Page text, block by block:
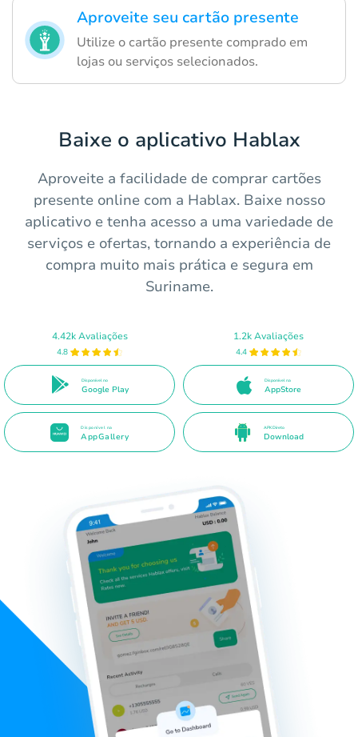
Aproveite seu cartão presente
Utilize o cartão presente comprado em
lojas ou serviços selecionados.
Baixe o aplicativo Hablax
Aproveite a facilidade de comprar cartões
presente online com a Hablax. Baixe nosso
aplicativo e tenha acesso a uma variedade de
serviços e ofertas, tornando a experiência de
compra muito mais prática e segura em
Suriname.
4.42k Avaliações
4.8
Disponível no
Google Play
1.2k Avaliações
4.4
Disponível na
AppStore
Disponível na
AppGallery
APK Direto
Download